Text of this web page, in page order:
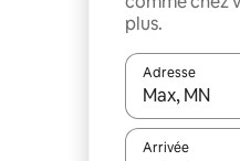
plus.
Adresse
Lorsque les
Arrivée